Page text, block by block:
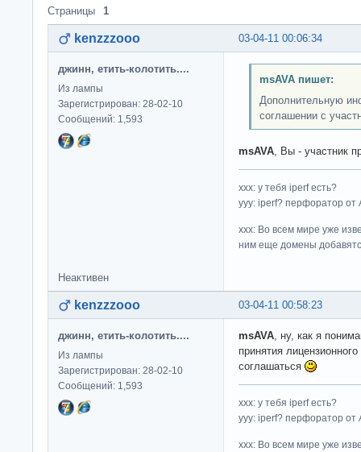
Страницы 1
03-04-11 00:06:34
kenzzzooo
джинн, етить-колотить....
Из лампы
Зарегистрирован: 28-02-10
Сообщений: 1,593
msAVA пишет:
Дополнительную
соглашении с
msAVA, Вы - участник
ххх: у тебя iperf есть?
yyy: iperf? перфоратор от
xxx: Во всем мире уже
ним еще домены
Неактивен
03-04-11 00:58:23
kenzzzooo
джинн, етить-колотить....
Из лампы
Зарегистрирован: 28-02-10
Сообщений: 1,593
msAVA, ну, как я
принятия
соглашаться
ххх: у тебя iperf есть?
yyy: iperf? перфоратор от
xxx: Во всем мире уже